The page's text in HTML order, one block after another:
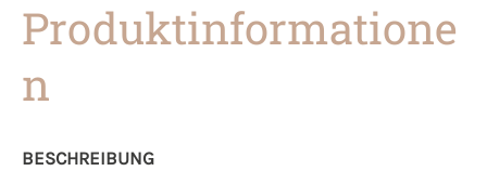
Produktinformatione
n
BESCHREIBUNG